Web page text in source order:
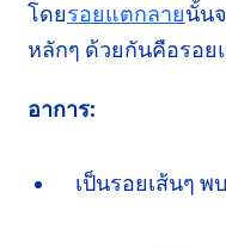
โดยรอยแตกลายนั้น
หลักๆ ด้วยกันคือรอย
อาการ:
เป็นรอยเส้นๆ